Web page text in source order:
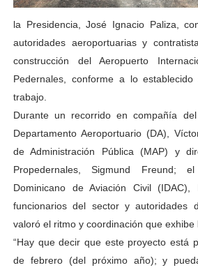
la Presidencia, José Ignacio Paliza,
autoridades aeroportuarias y
construcción del Aeropuerto
Pedernales, conforme a lo
trabajo.
Durante un recorrido en compañía
Departamento Aeroportuario (DA),
de Administración Pública (MAP) y
Propedernales, Sigmund Freund;
Dominicano de Aviación Civil
funcionarios del sector y autoridades
valoró el ritmo y coordinación que exhibe
“Hay que decir que este proyecto está
de febrero (del próximo año); y